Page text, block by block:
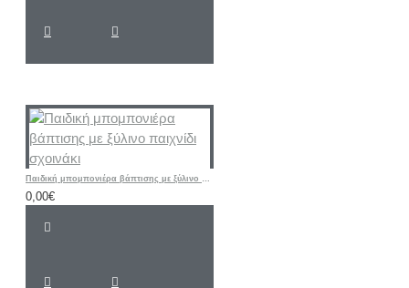
Παιδική μπομπονιέρα βάπτισης με ξύλινο παιχνίδι σχοινάκι
0,00€